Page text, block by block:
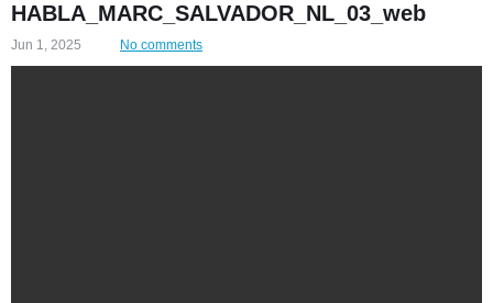
HABLA_MARC_SALVADOR_NL_03_web
Jun 1, 2025 No comments